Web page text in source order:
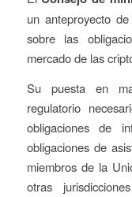
un anteproyecto
sobre las
mercado de las
Su puesta en
regulatorio
obligaciones de
obligaciones de
miembros de la
otras